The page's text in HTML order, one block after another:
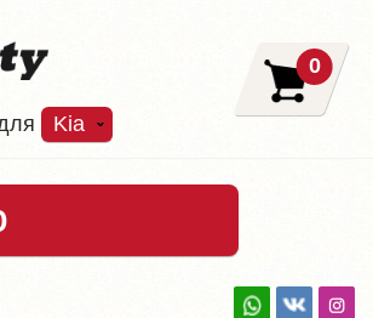
Kia
0